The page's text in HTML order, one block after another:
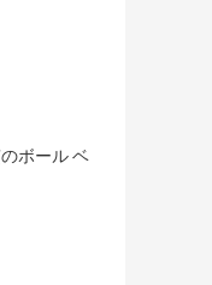
ボール ベ